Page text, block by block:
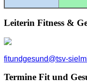
Leiterin Fitness &
fitundgesund@tsv-
Termine Fit und